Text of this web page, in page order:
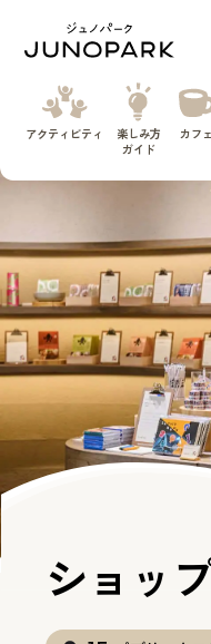
アクティビティ
楽しみ方
ガイド
カフェ
ショッ